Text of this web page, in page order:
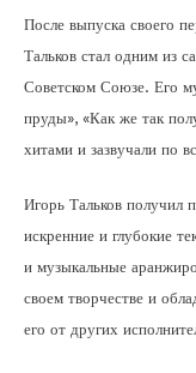
После выпуска своего
Тальков стал одним из
Советском Союзе. Его
пруды», «Как же так
хитами и зазвучали по
Игорь Тальков получил
искренние и глубокие
и музыкальные
своем творчестве и
его от других